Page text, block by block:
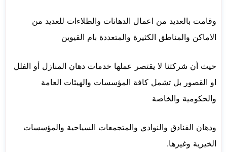
وقامت بالعديد من اعمال الدهانات والطلاءات للعديد من
الاماكن والمناطق الكثيرة والمتعددة بام القيوين
حيث أن شركتنا لا يقتصر عملها خدمات دهان المنازل أو الفلل
او القصور بل تشمل كافة المؤسسات والهيئات العامة
والحكومية والخاصة
ودهان الفنادق والنوادي والمتجمعات السياحية والمؤسسات
الخيرية وغيرها.